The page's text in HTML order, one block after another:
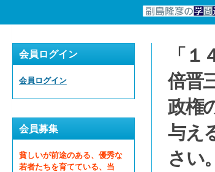
「
倍晋
政権
与え
さい
会員ログイン
会員ログイン
会員募集
貧しいが前途のある、優秀な
若者たちを育てている、当